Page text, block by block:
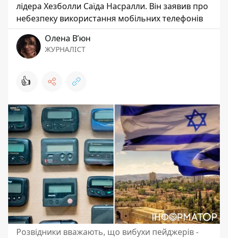
лідера Хезболли Саїда Насралли. Він заявив про
небезпеку використання мобільних телефонів
Олена Вʼюн
ЖУРНАЛІСТ
👍
Розвідники вважають, що вибухи пейджерів -